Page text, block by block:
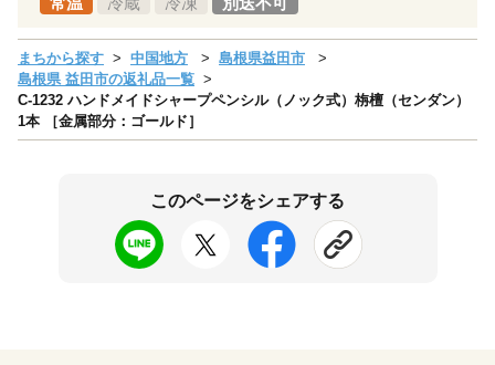
まちから探す 中国地方
島根県益田市
島根県 益田市の返礼品一覧
C-1232 ハンドメイドシャープペンシル（ノック式）栴檀（センダン）
1本 ［金属部分：ゴールド］
このページをシェアする